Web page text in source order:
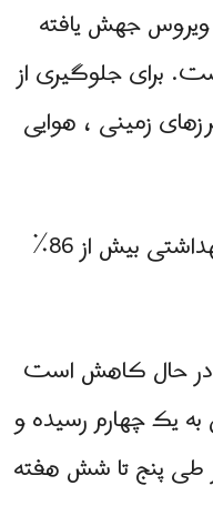
جهش یافته
برای جلوگیری از
زمینی ، هوایی
میزان انطباق با پروتکل های بهداشتی بیش از 86٪
در حال کاهش است
به یک چهارم رسیده و
طی پنج تا شش هفته